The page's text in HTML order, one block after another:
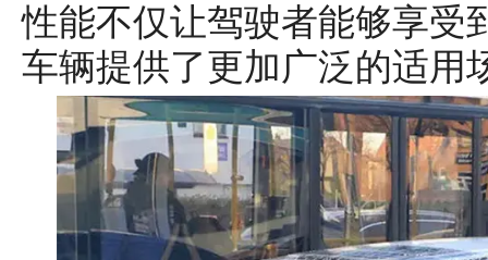
性能不仅让驾驶者能够享受
车辆提供了更加广泛的适用